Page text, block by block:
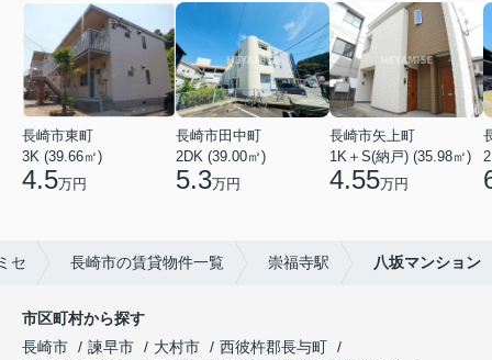
長崎市東町
3K (39.66㎡)
4.5万円
長崎市田中町
2DK (39.00㎡)
5.3万円
長崎市矢上町
1K＋S(納戸) (35.98㎡)
4.55万円
セ 長崎市の賃貸物件一覧 崇福寺駅 八坂マンション
市区町村から探す
長崎市
諫早市 大村市
西彼杵郡長与町